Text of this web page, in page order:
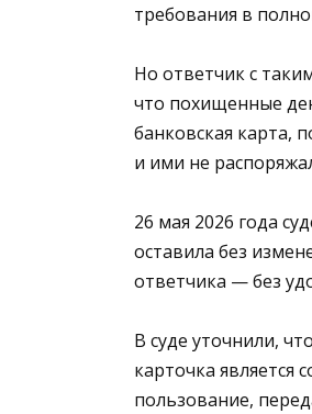
требования в
Но ответчик с
что похищенные
банковская карта,
и ими не
26 мая 2026 года
оставила без
ответчика — без
В суде уточнили,
карточка является
пользование,